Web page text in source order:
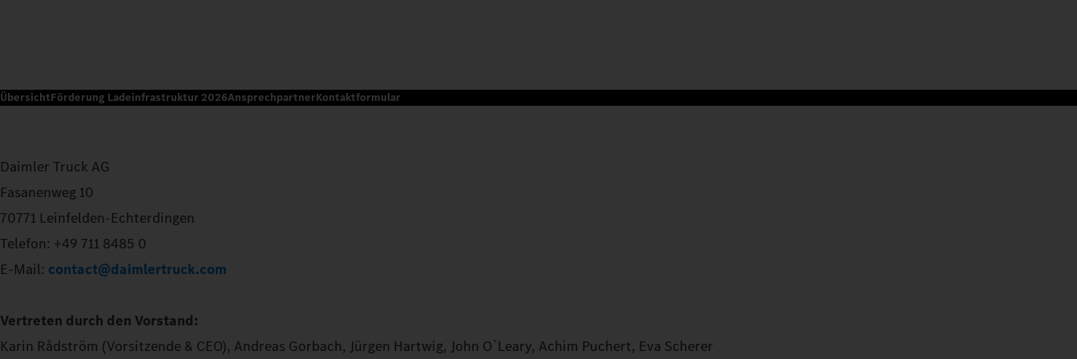
ÜbersichtFörderung Ladeinfrastruktur 2026AnsprechpartnerKontaktformular
Daimler Truck AG
Fasanenweg 10
70771 Leinfelden-Echterdingen
Telefon: +49 711 8485 0
E-Mail: contact@daimlertruck.com
Vertreten durch den Vorstand:
Karin Rådström (Vorsitzende & CEO), Andreas Gorbach, Jürgen Hartwig, John O`Leary, Achim Puchert, Eva Scherer